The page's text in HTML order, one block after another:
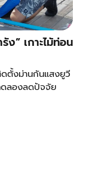
” เกาะไม้ท่อน
ดตั้งม่านกันแสงยูวี
ดลองลดปัจจัย